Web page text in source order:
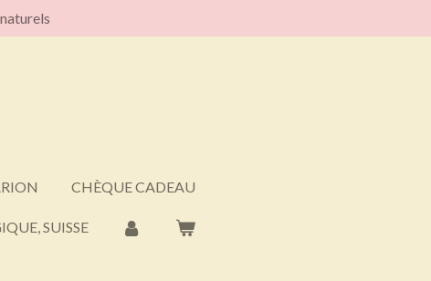
CHÈQUE CADEAU
SUISSE